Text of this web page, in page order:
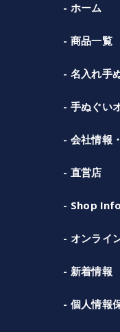
ホーム
商品一覧
名入れ手
手ぬぐい
会社情報
直営店
Shop
オンライ
新着情報
個人情報